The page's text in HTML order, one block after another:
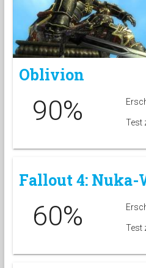
Oblivion
90% Test
Fallout 4: Nuka-
60% Test